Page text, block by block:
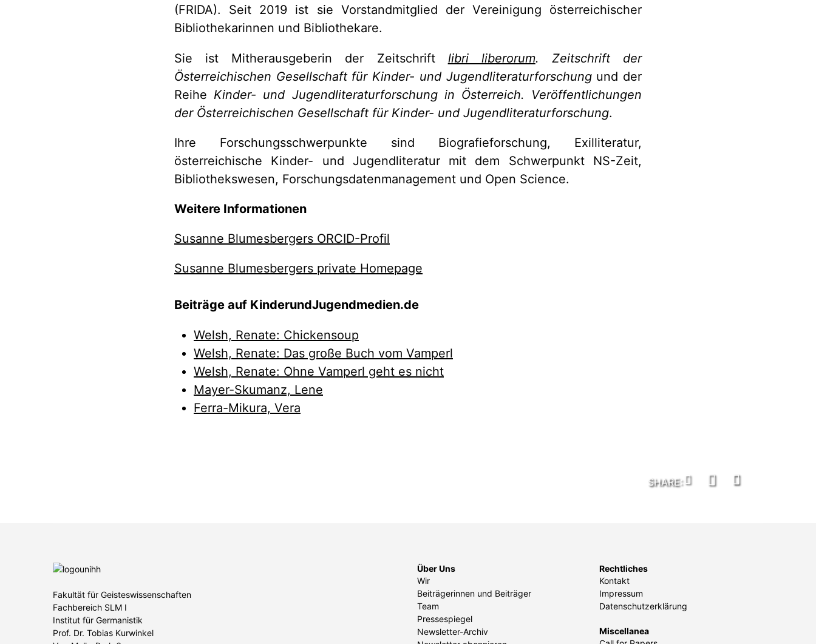
(FRIDA). Seit 2019 ist sie Vorstandmitglied der Vereinigung österreichischer
Bibliothekarinnen und Bibliothekare.
Sie ist Mitherausgeberin der Zeitschrift libri liberorum. Zeitschrift der
Österreichischen Gesellschaft für Kinder- und Jugendliteraturforschungund der
Reihe Kinder- und Jugendliteraturforschung in Österreich. Veröffentlichungen
der Österreichischen Gesellschaft für Kinder- und Jugendliteraturforschung.
Ihre Forschungsschwerpunkte sind Biografieforschung, Exilliteratur,
österreichische Kinder- und Jugendliteratur mit dem Schwerpunkt NS-Zeit,
Bibliothekswesen, Forschungsdatenmanagement und Open Science.
Weitere Informationen
Susanne Blumesbergers ORCID-Profil
Susanne Blumesbergers private Homepage
Beiträge auf KinderundJugendmedien.de
Welsh, Renate: Chickensoup
Welsh, Renate: Das große Buch vom Vamperl
Welsh, Renate: Ohne Vamperl geht es nicht
Mayer-Skumanz, Lene
Ferra-Mikura, Vera
Fakultät für Geisteswissenschaften
Fachbereich SLM I
Institut für Germanistik
Prof. Dr. Tobias Kurwinkel
Über Uns
Wir
Beiträgerinnen und Beiträger
Team
Pressespiegel
Newsletter-Archiv
Rechtliches
Kontakt
Impressum
Datenschutzerklärung
Miscellanea